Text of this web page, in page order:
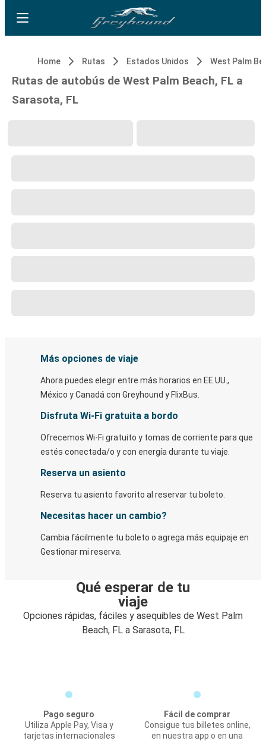
Home Rutas Estados Unidos West Palm
Rutas de autobús de West Palm Beach, FL a
Sarasota, FL
Más opciones de viaje
Ahora puedes elegir entre más horarios en EE.UU.,
México y Canadá con Greyhound y FlixBus.
Disfruta Wi-Fi gratuita a bordo
Ofrecemos Wi-Fi gratuito y tomas de corriente para que
estés conectada/o y con energía durante tu viaje.
Reserva un asiento
Reserva tu asiento favorito al reservar tu boleto.
Necesitas hacer un cambio?
Cambia fácilmente tu boleto o agrega más equipaje en
Gestionar mi reserva.
Qué esperar de tu
viaje
Opciones rápidas, fáciles y asequibles de West Palm
Beach, FL a Sarasota, FL
Pago seguro
Utiliza Apple Pay, Visa y
tarjetas internacionales
Fácil de comprar
Consigue tus billetes online,
en nuestra app o en una